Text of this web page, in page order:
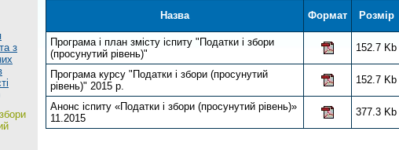
з
Назва Формат Розмір
Програма і план змісту іспиту "Податки і збори
(просунутий рівень)"
152.7 Kb
Програма курсу "Податки і збори (просунутий
рівень)" 2015 р.
152.7 Kb
Анонс іспиту «Податки і збори (просунутий рівень)»
11.2015
377.3 Kb